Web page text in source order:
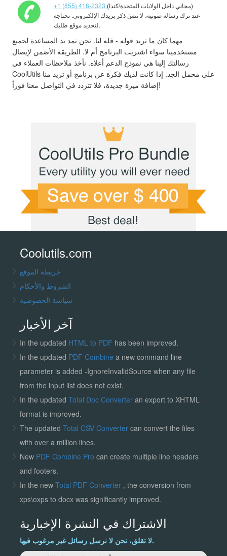
+1 (855) 418-2323
(مجاني داخل الولايات المتحدة/كندا)
عند ترك رسالة صوتية، لا تنسَ ذكر بريدك الإلكتروني. نحتاجه
لتحديد موقع طلبك.
مهما كان ما تريد قوله - قله لنا. نحن نمد يد المساعدة لجميع
مستخدمينا سواء اشتريت البرنامج أم لا. الطريقة الأضمن لإيصال
رسالتك إلينا هي نموذج الدعم أعلاه. نأخذ ملاحظات العملاء في
CoolUtils على محمل الجد. إذا كانت لديك فكرة عن برنامج أو تريد منا
إضافة ميزة جديدة، فلا تتردد في التواصل معنا فوراً!
Coolutils.com
خريطة الموقع
الشروط والأحكام
سياسة الخصوصية
آخر الأخبار
In the updated HTML to PDF has been improved.
In the updated PDF Combine a new command line
parameter is added -IgnoreInvalidSource when any file
from the input list does not exist.
In the updated Total Doc Converter an export to XHTML
format is improved.
The updated Total CSV Convertercan convert the files
with over a million lines.
New PDF Combine Pro can create multiple line headers
and footers.
In the new Total PDF Converter , the conversion from
xps\oxps to docx was significantly improved.
الاشتراك في النشرة الإخبارية
لا تقلق، نحن لا نرسل رسائل غير مرغوب فيها.